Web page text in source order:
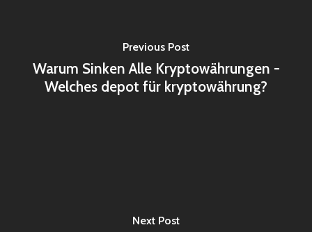
Previous Post
Warum Sinken Alle Kryptowährungen -
Welches depot für kryptowährung?
Next Post